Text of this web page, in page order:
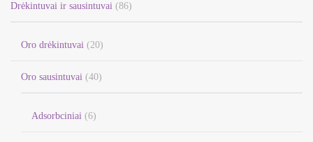
the
Drėkintuvai ir sausintuvai (86)
Oro drėkintuvai (20)
Oro sausintuvai (40)
Adsorbciniai (6)